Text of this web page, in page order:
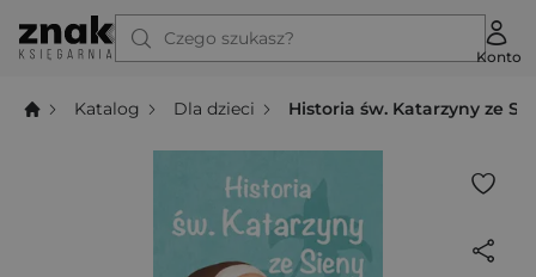
Czego szukasz?
Konto
Katalog Dla dzieci Historia św. Katarzyny ze